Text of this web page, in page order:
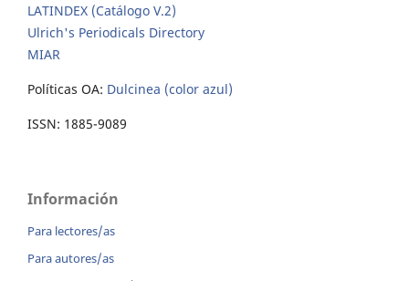
LATINDEX (Catálogo V.2)
Ulrich's Periodicals Directory
MIAR
Políticas OA: Dulcinea (color azul)
ISSN: 1885-9089
Información
Para lectores/as
Para autores/as